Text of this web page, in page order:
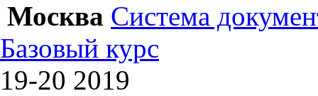
Москва Система
Базовый курс
19-20 2019